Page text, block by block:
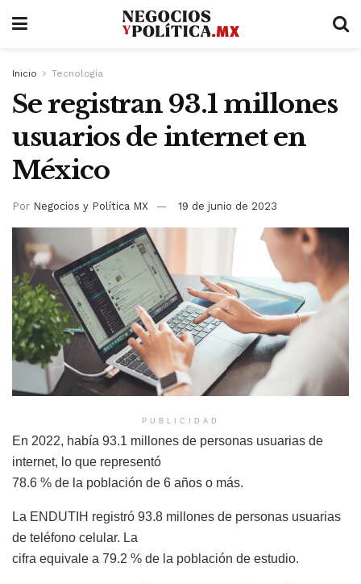
Inicio Tecnología
Se registran 93.1 millones
usuarios de internet en
México
Por Negocios y Política MX 19 de junio de 2023
PUBLICIDAD
En 2022, había 93.1 millones de personas usuarias de
internet, lo que representó
78.6 % de la población de 6 años o más.
La ENDUTIH registró 93.8 millones de personas usuarias
de teléfono celular. La
cifra equivale a 79.2 % de la población de estudio.